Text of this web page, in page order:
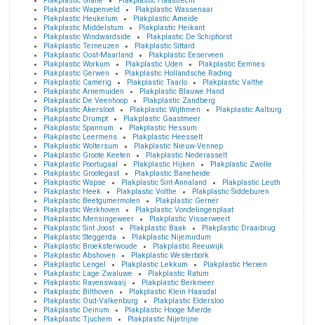
Plakplastic Wapenveld
Plakplastic Wassenaar
Plakplastic Heukelum
Plakplastic Ameide
Plakplastic Middelstum
Plakplastic Heikant
Plakplastic Windwardside
Plakplastic De Schiphorst
Plakplastic Terneuzen
Plakplastic Sittard
Plakplastic Oost-Maarland
Plakplastic Eeserveen
Plakplastic Workum
Plakplastic Uden
Plakplastic Eemnes
Plakplastic Gerwen
Plakplastic Hollandsche Rading
Plakplastic Camerig
Plakplastic Taarlo
Plakplastic Valthe
Plakplastic Arnemuiden
Plakplastic Blauwe Hand
Plakplastic De Veenhoop
Plakplastic Zandberg
Plakplastic Akersloot
Plakplastic Wijthmen
Plakplastic Aalburg
Plakplastic Drumpt
Plakplastic Gaastmeer
Plakplastic Spannum
Plakplastic Hessum
Plakplastic Leermens
Plakplastic Heesselt
Plakplastic Woltersum
Plakplastic Nieuw-Vennep
Plakplastic Groote Keeten
Plakplastic Nederasselt
Plakplastic Poortugaal
Plakplastic Hijken
Plakplastic Zwolle
Plakplastic Grootegast
Plakplastic Baneheide
Plakplastic Wapse
Plakplastic Sint-Annaland
Plakplastic Leuth
Plakplastic Heek
Plakplastic Volthe
Plakplastic Siddeburen
Plakplastic Beetgumermolen
Plakplastic Gerner
Plakplastic Werkhoven
Plakplastic Vondelingenplaat
Plakplastic Mensingeweer
Plakplastic Visserweert
Plakplastic Sint Joost
Plakplastic Baak
Plakplastic Draaibrug
Plakplastic Steggerda
Plakplastic Nijemirdum
Plakplastic Broeksterwoude
Plakplastic Reeuwijk
Plakplastic Abshoven
Plakplastic Westerbork
Plakplastic Lengel
Plakplastic Lekkum
Plakplastic Herxen
Plakplastic Lage Zwaluwe
Plakplastic Ratum
Plakplastic Ravenswaaij
Plakplastic Berkmeer
Plakplastic Bilthoven
Plakplastic Klein Haasdal
Plakplastic Oud-Valkenburg
Plakplastic Eldersloo
Plakplastic Deinum
Plakplastic Hooge Mierde
Plakplastic Tjuchem
Plakplastic Nijetrijne